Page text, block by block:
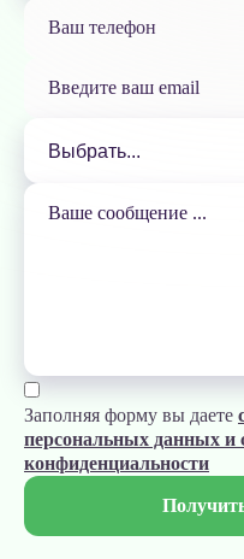
Заполняя форму вы даете
персональных данных и
конфиденциальности